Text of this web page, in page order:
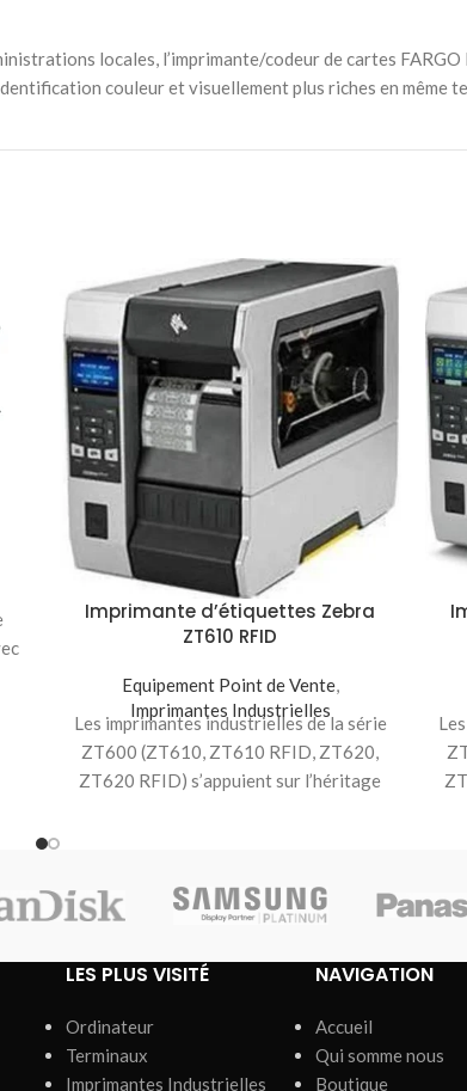
locales, l’imprimante/codeur de cartes
couleur et visuellement plus riches en même
Imprimante d’étiquettes Zebra
ZT610 RFID
Equipement Point de Vente,
Imprimantes Industrielles
Les imprimantes industrielles de la série
ZT600 (ZT610, ZT610 RFID, ZT620,
ZT620 RFID) s’appuient sur l’héritage
LES PLUS VISITÉ
Ordinateur
Terminaux
Imprimantes Industrielles
NAVIGATION
Accueil
Qui somme nous
Boutique